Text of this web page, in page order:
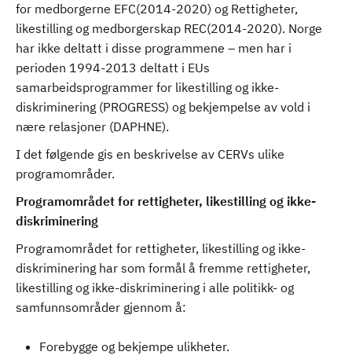
for medborgerne EFC(2014-2020) og Rettigheter,
likestilling og medborgerskap REC(2014-2020). Norge
har ikke deltatt i disse programmene – men har i
perioden 1994-2013 deltatt i EUs
samarbeidsprogrammer for likestilling og ikke-
diskriminering (PROGRESS) og bekjempelse av vold i
nære relasjoner (DAPHNE).
I det følgende gis en beskrivelse av CERVs ulike
programområder.
Programområdet for rettigheter, likestilling og ikke-
diskriminering
Programområdet for rettigheter, likestilling og ikke-
diskriminering har som formål å fremme rettigheter,
likestilling og ikke-diskriminering i alle politikk- og
samfunnsområder gjennom å:
Forebygge og bekjempe ulikheter.